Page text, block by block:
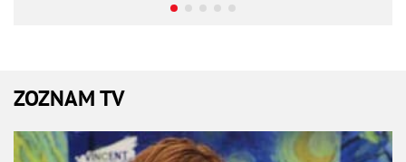
ZOZNAM TV